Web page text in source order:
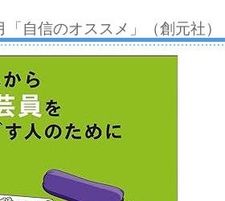
「自信のオススメ」（創元社）